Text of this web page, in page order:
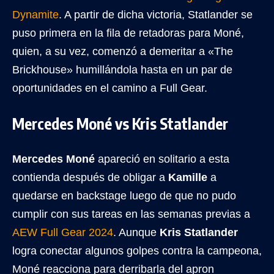
Dynamite. A partir de dicha victoria, Statlander se
puso primera en la fila de retadoras para Moné,
quien, a su vez, comenzó a demeritar a «The
Brickhouse» humillándola hasta en un par de
oportunidades en el camino a Full Gear.
Mercedes Moné vs Kris Statlander
Mercedes Moné apareció en solitario a esta
contienda después de obligar a Kamille a
quedarse en backstage luego de que no pudo
cumplir con sus tareas en las semanas previas a
AEW Full Gear 2024. Aunque Kris Statlander
logra conectar algunos golpes contra la campeona,
Moné reacciona para derribarla del apron